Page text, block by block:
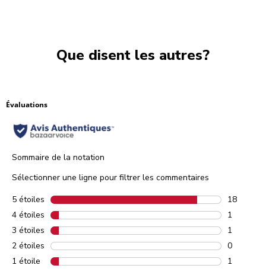
Que disent les autres?
Évaluations
Sommaire de la notation
Sélectionner une ligne pour filtrer les commentaires
5 étoiles étoiles
18
18
4 étoiles étoiles
1
1
3 étoiles étoiles
1
1
2 étoiles étoiles
0
0
1 étoile étoiles
1